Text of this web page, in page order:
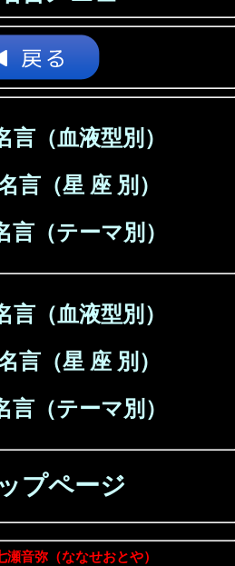
（血液型別）
言（星 座 別）
（テーマ別）
（血液型別）
言（星 座 別）
（テーマ別）
プページ
音弥（ななせおとや）